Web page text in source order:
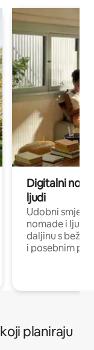
Digitalni
ljudi
Udobni
nomade i ljude
daljinu s
i posebnim
planiraju